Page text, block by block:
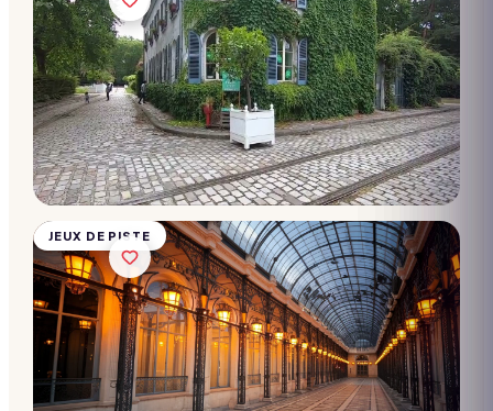
JEUX DE PISTE
Chasse
au trésor
-
Passages
couverts
10 → 2 000
participants
Dès
Chasse
au trésor
-
Quartier
latin